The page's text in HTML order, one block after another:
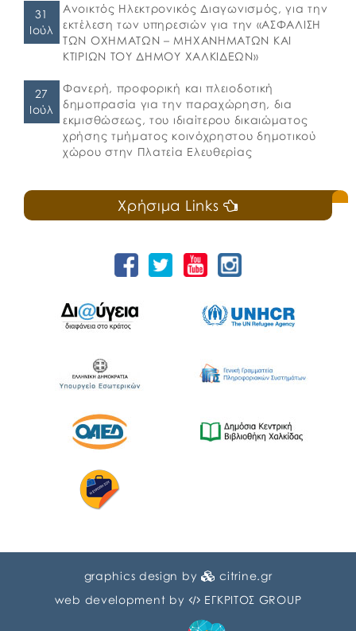
31
Ιούλ
Ανοικτός Ηλεκτρονικός Διαγωνισμός, για την
εκτέλεση των υπηρεσιών για την «ΑΣΦΑΛΙΣΗ
ΤΩΝ ΟΧΗΜΑΤΩΝ – ΜΗΧΑΝΗΜΑΤΩΝ ΚΑΙ
ΚΤΙΡΙΩΝ ΤΟΥ ΔΗΜΟΥ ΧΑΛΚΙΔΕΩΝ»
27
Ιούλ
Φανερή, προφορική και πλειοδοτική
δημοπρασία για την παραχώρηση, δια
εκμισθώσεως, του ιδιαίτερου δικαιώματος
χρήσης τμήματος κοινόχρηστου δημοτικού
χώρου στην Πλατεία Ελευθερίας
Χρήσιμα Links
graphics design by
citrine.gr
web development by
ΕΓΚΡΙΤΟΣ GROUP